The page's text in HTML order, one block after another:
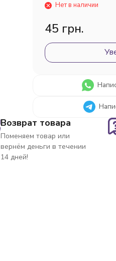
Нет в наличии
45 грн.
Возврат товара
Поменяем товар или
вернём деньги в течении
14 дней!